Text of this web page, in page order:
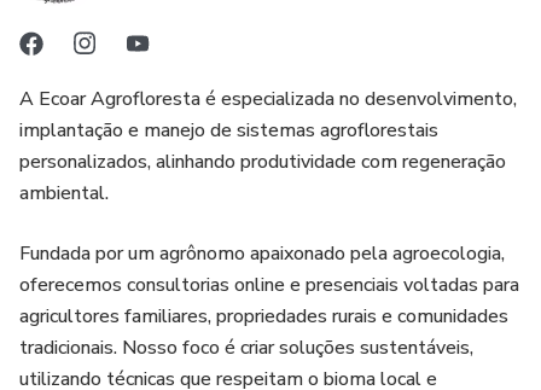
A Ecoar Agrofloresta é especializada no desenvolvimento,
implantação e manejo de sistemas agroflorestais
personalizados, alinhando produtividade com regeneração
ambiental.
Fundada por um agrônomo apaixonado pela agroecologia,
oferecemos consultorias online e presenciais voltadas para
agricultores familiares, propriedades rurais e comunidades
tradicionais. Nosso foco é criar soluções sustentáveis,
utilizando técnicas que respeitam o bioma local e